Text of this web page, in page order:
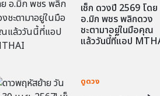
เช็ก ดวงปี 2569 โดย
อ.มิก พชร พลิกดวง
ชะตามาอยู่ในมือคุณ
แล้ววันนี้ที่แอป
ดูดวง